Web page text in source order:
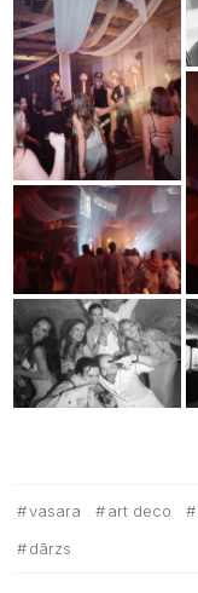
vasara art deco
dārzs